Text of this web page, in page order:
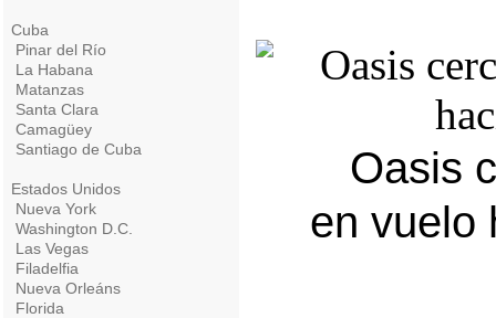
Cuba
Pinar del Río
La Habana
Matanzas
Santa Clara
Camagüey
Santiago de Cuba
Estados Unidos
Nueva York
Washington D.C.
Las Vegas
Filadelfia
Nueva Orleáns
Florida
Oasis
en vuelo